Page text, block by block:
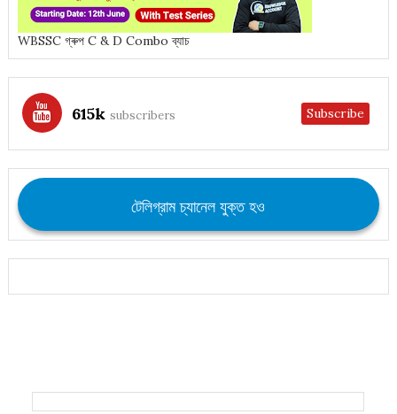
WBSSC গ্ৰুপ C & D Combo ব্যাচ
615k subscribers Subscribe
টেলিগ্রাম চ্যানেল যুক্ত হও